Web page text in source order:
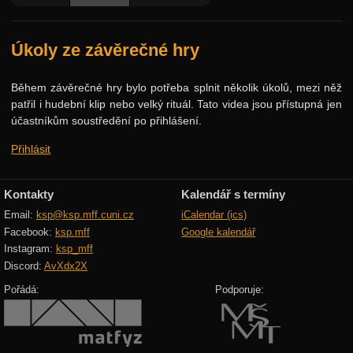
Úkoly ze závěrečné hry
Během závěrečné hry bylo potřeba splnit několik úkolů, mezi něž
patřil i hudební klip nebo velký rituál. Tato videa jsou přístupná jen
účastníkům soustředění po přihlášení.
Přihlásit
Jarní 2008
Jarní 2007
Podzimní 2004
Podzimní 2003
Podzimní 2002
Podzimní 2001
Podzimní 1998
Podzimní 1996
Kontakty
Email: ksp@ksp.mff.cuni.cz
Facebook: ksp.mff
Instagram: ksp_mff
Discord: AvXdx2X
Kalendář s termíny
iCalendar (ics)
Google kalendář
Pořádá: Podporuje: